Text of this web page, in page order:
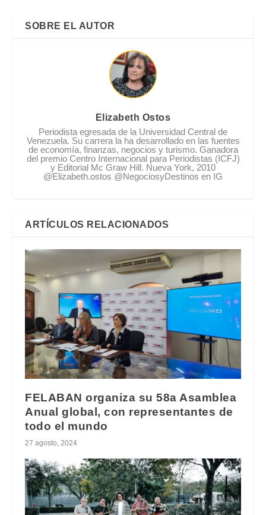
SOBRE EL AUTOR
Elizabeth Ostos
Periodista egresada de la Universidad Central de
Venezuela. Su carrera la ha desarrollado en las fuentes
de economía, finanzas, negocios y turismo. Ganadora
del premio Centro Internacional para Periodistas (ICFJ)
y Editorial Mc Graw Hill. Nueva York, 2010
@Elizabeth.ostos @NegociosyDestinos en IG
ARTÍCULOS RELACIONADOS
FELABAN organiza su 58a Asamblea
Anual global, con representantes de
todo el mundo
27 agosto, 2024